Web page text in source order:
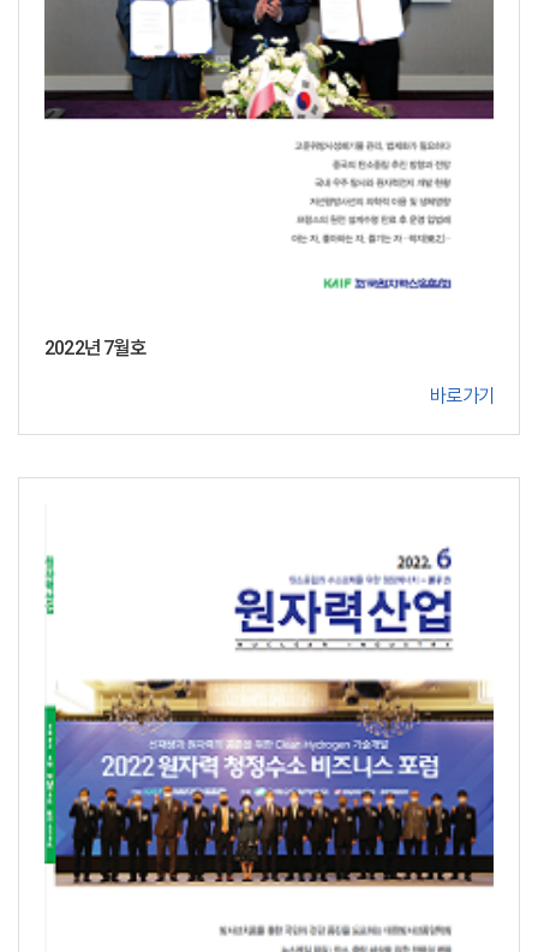
2022년 7월호
바로가기